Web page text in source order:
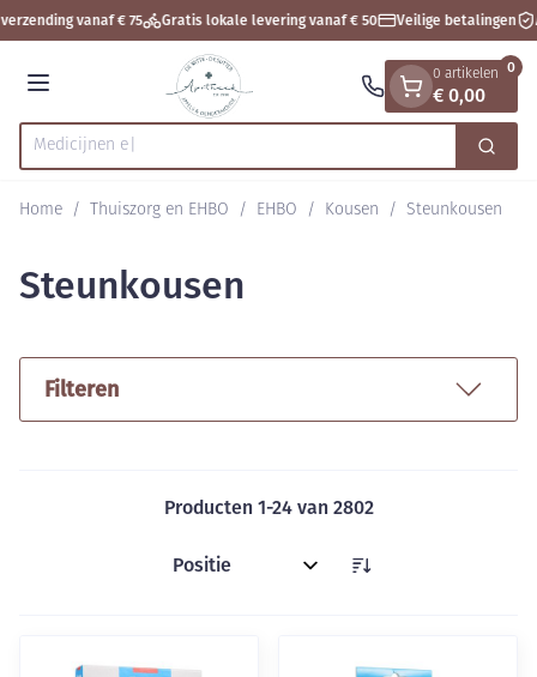
Ga naar de inhoud
1 van 1vanaf € 75 Gratis lokale levering vanaf € 50 Veilige betalingen
Menu
Product, merk, categorie... Zoek
0 artikelen
€ 0,00
0
Home / Thuiszorg en EHBO / EHBO / Kousen / Steunkousen
Steunkousen
Filteren
Producten 1-24van 2802
Sorteer op: